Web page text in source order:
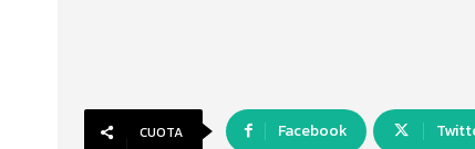
CUOTA Facebook